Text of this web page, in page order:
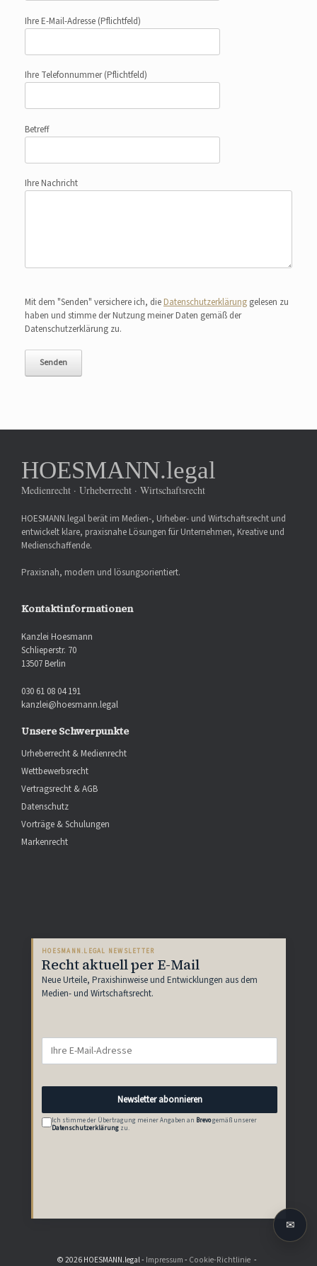
Ihre E-Mail-Adresse (Pflichtfeld)
Ihre Telefonnummer(Pflichtfeld)
Betreff
Ihre Nachricht
Mit dem "Senden" versichere ich, die Datenschutzerklärung gelesen zu
haben und stimme der Nutzung meiner Daten gemäß der
Datenschutzerklärung zu.
HOESMANN.legal
Medienrecht · Urheberrecht · Wirtschaftsrecht
HOESMANN.legal berät im Medien-, Urheber- und Wirtschaftsrecht und
entwickelt klare, praxisnahe Lösungen für Unternehmen, Kreative und
Medienschaffende.
Praxisnah, modern und lösungsorientiert.
Kontaktinformationen
Kanzlei Hoesmann
Schlieperstr. 70
13507 Berlin
030 61 08 04 191
kanzlei@hoesmann.legal
Unsere Schwerpunkte
Urheberrecht & Medienrecht
Wettbewerbsrecht
Vertragsrecht & AGB
Datenschutz
Vorträge & Schulungen
Markenrecht
HOESMANN.LEGAL NEWSLETTER
Recht aktuell per E-Mail
Neue Urteile, Praxishinweise und Entwicklungen aus dem
Medien- und Wirtschaftsrecht.
Newsletter abonnieren
Ich stimme der Übertragung meiner Angaben an Brevogemäß unserer
Datenschutzerklärung zu.
© 2026 HOESMANN.legal - Impressum- Cookie-Richtlinie
✉